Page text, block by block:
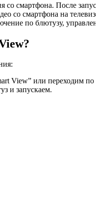
со смартфона. После
со смартфона на
по блютузу,
View” или переходим по
и запускаем.